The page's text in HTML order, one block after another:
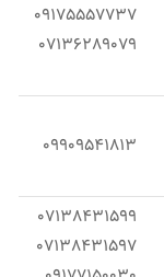
09175557737
07136289079
09909541813
07138431599
07138431597